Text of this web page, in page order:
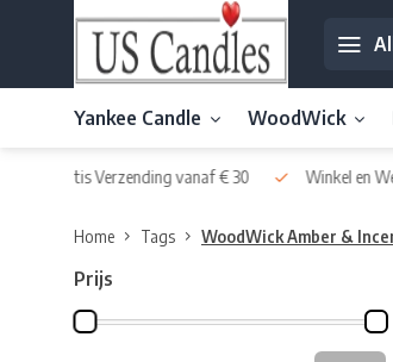
Yankee Candle WoodWick
Winkel en Webshop Grootste
Home Tags WoodWick Amber &
Prijs